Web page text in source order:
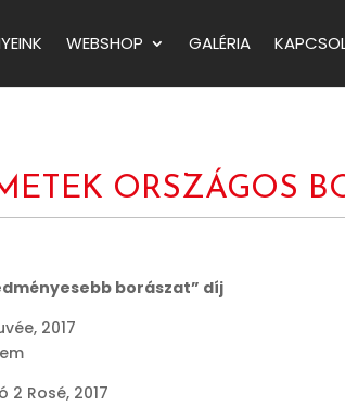
WEBSHOP GALÉRIA
ORSZÁGOS
borászat” díj
2017
2 Rosé, 2017